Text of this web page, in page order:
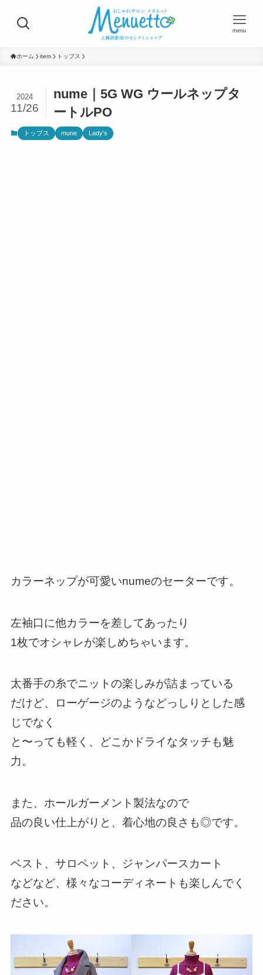
menu
ホーム item トップス
nume｜5G WG ウールネップタ
ートルPO
2024
11/26
トップス mune Lady's
カラーネップが可愛いnumeのセーターです。
左袖口に他カラーを差してあったり
1枚でオシャレが楽しめちゃいます。
太番手の糸でニットの楽しみが詰まっている
だけど、ローゲージのようなどっしりとした感
じでなく
と〜っても軽く、どこかドライなタッチも魅
力。
また、ホールガーメント製法なので
品の良い仕上がりと、着心地の良さも◎です。
ベスト、サロペット、ジャンパースカート
などなど、様々なコーディネートも楽しんでく
ださい。